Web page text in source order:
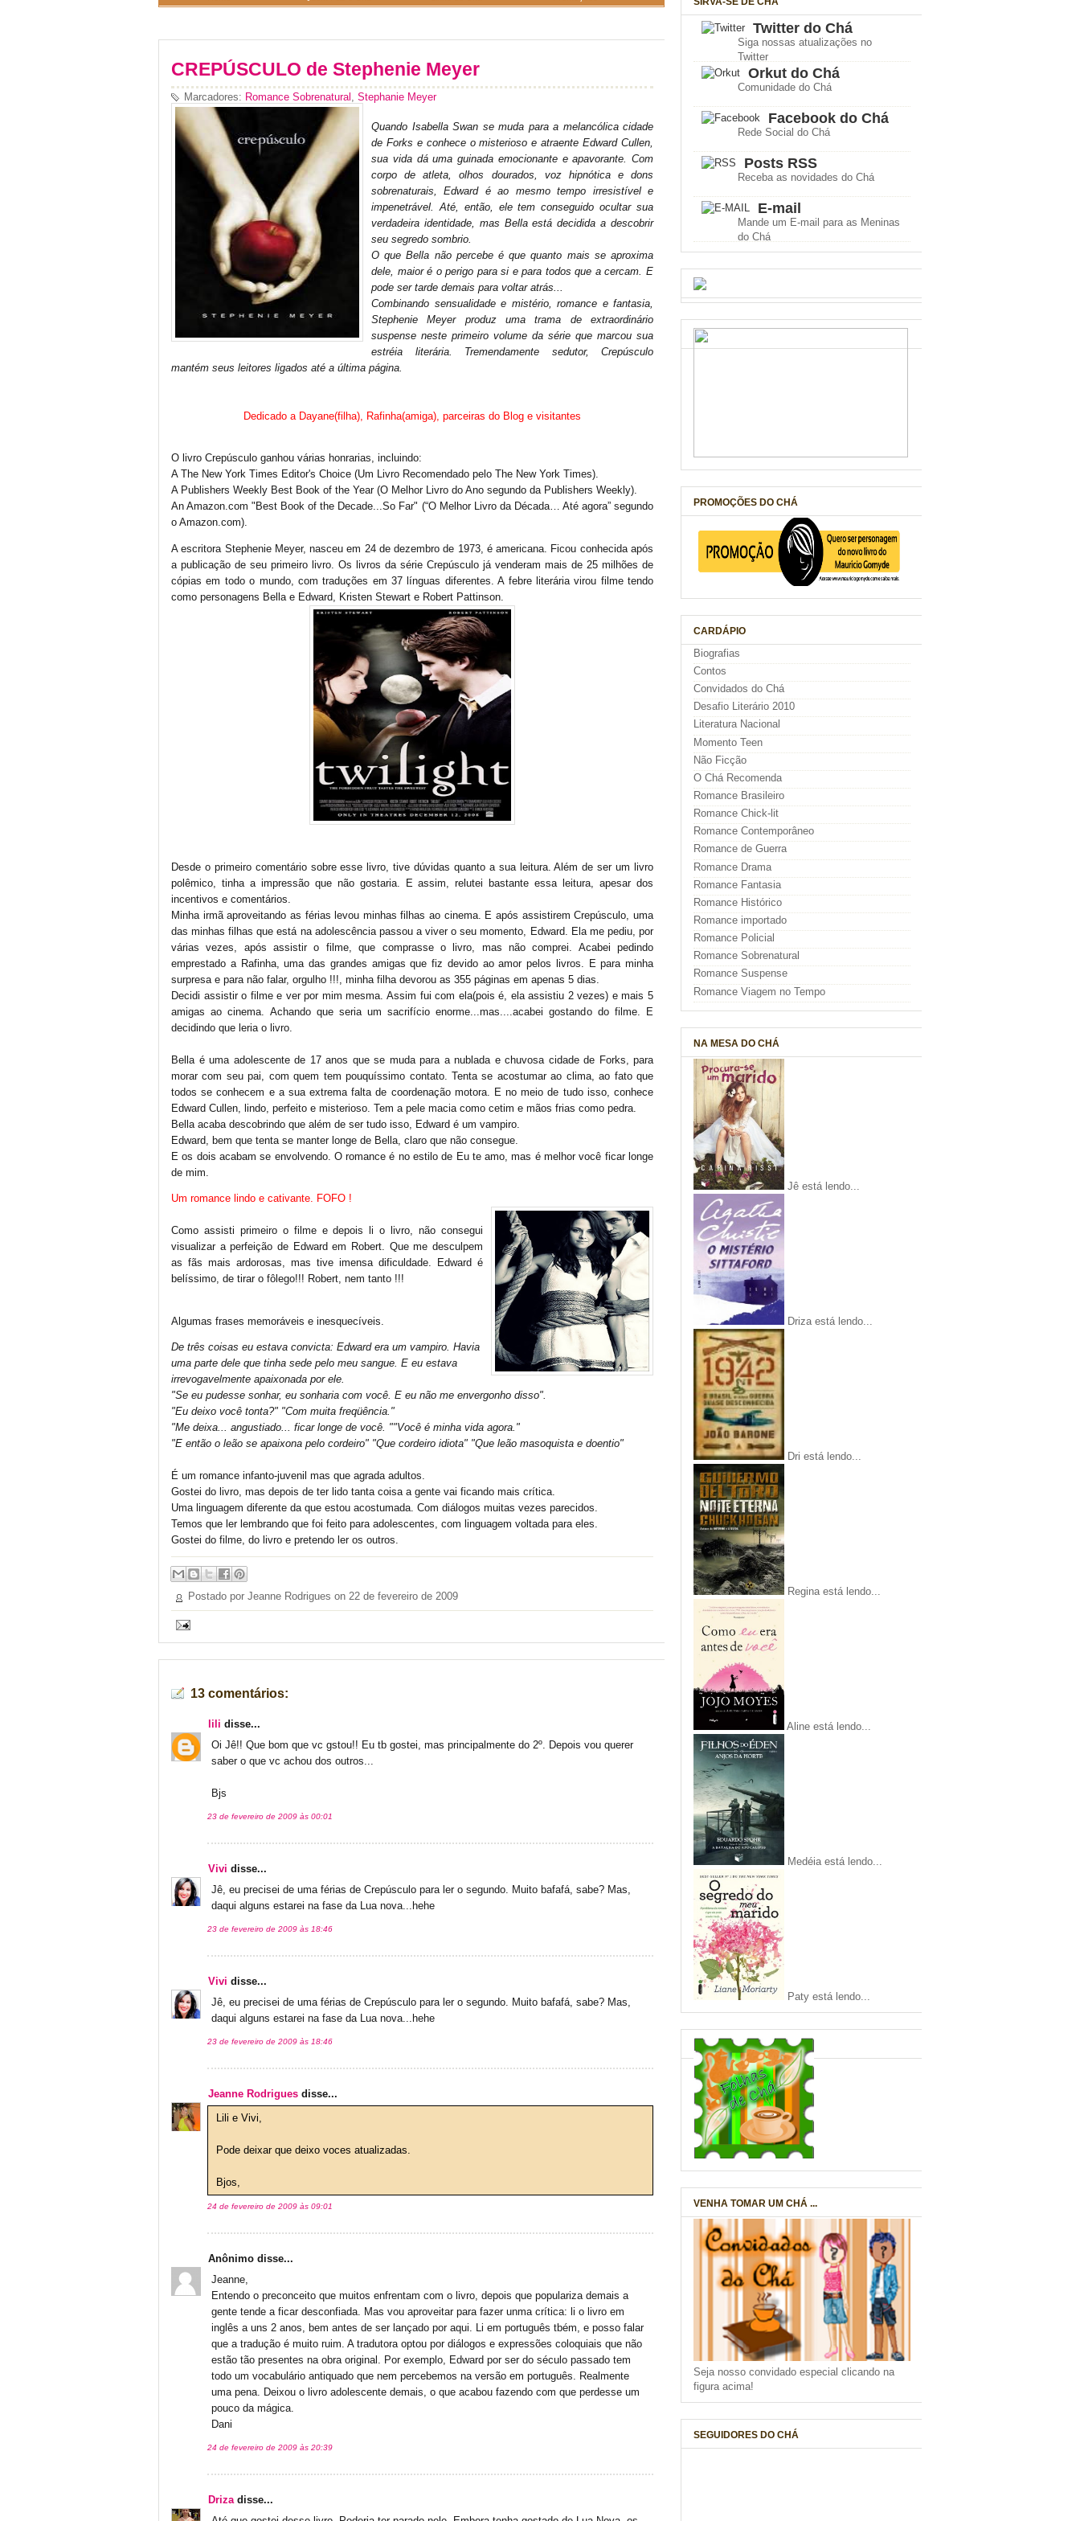
CREPÚSCULO de Stephenie Meyer
Marcadores: Romance Sobrenatural Stephanie Meyer
Quando Isabella Swan se muda para a melancólica cidade
de Forks e conhece o misterioso e atraente Edward Cullen,
sua vida dá uma guinada emocionante e apavorante. Com
corpo de atleta, olhos dourados, voz hipnótica e dons
sobrenaturais, Edward é ao mesmo tempo irresistível e
impenetrável. Até, então, ele tem conseguido ocultar sua
verdadeira identidade, mas Bella está decidida a descobrir
seu segredo sombrio.
O que Bella não percebe é que quanto mais se aproxima
dele, maior é o perigo para si e para todos que a cercam. E
pode ser tarde demais para voltar atrás...
Combinando sensualidade e mistério, romance e fantasia,
Stephenie Meyer produz uma trama de extraordinário
suspense neste primeiro volume da série que marcou sua
estréia literária. Tremendamente sedutor, Crepúsculo
mantém seus leitores ligados até a última página.
Dedicado a Dayane(filha), Rafinha(amiga), parceiras do Blog e visitantes
O livro Crepúsculo ganhou várias honrarias, incluindo:
A The New York Times Editor's Choice (Um Livro Recomendado pelo The New York Times).
A Publishers Weekly Best Book of the Year (O Melhor Livro do Ano segundo da Publishers Weekly).
An Amazon.com "Best Book of the Decade...So Far" (“O Melhor Livro da Década… Até agora” segundo
o Amazon.com).
A escritora Stephenie Meyer, nasceu em 24 de dezembro de 1973, é americana. Ficou conhecida após
a publicação de seu primeiro livro. Os livros da série Crepúsculo já venderam mais de 25 milhões de
cópias em todo o mundo, com traduções em 37 línguas diferentes. A febre literária virou filme tendo
como personagens Bella e Edward, Kristen Stewart e Robert Pattinson.
Desde o primeiro comentário sobre esse livro, tive dúvidas quanto a sua leitura. Além de ser um livro
polêmico, tinha a impressão que não gostaria. E assim, relutei bastante essa leitura, apesar dos
incentivos e comentários.
Minha irmã aproveitando as férias levou minhas filhas ao cinema. E após assistirem Crepúsculo, uma
das minhas filhas que está na adolescência passou a viver o seu momento, Edward. Ela me pediu, por
várias vezes, após assistir o filme, que comprasse o livro, mas não comprei. Acabei pedindo
emprestado a Rafinha, uma das grandes amigas que fiz devido ao amor pelos livros. E para minha
surpresa e para não falar, orgulho !!!, minha filha devorou as 355 páginas em apenas 5 dias.
Decidi assistir o filme e ver por mim mesma. Assim fui com ela(pois é, ela assistiu 2 vezes) e mais 5
amigas ao cinema. Achando que seria um sacrifício enorme...mas....acabei gostando do filme. E
decidindo que leria o livro.
Bella é uma adolescente de 17 anos que se muda para a nublada e chuvosa cidade de Forks, para
morar com seu pai, com quem tem pouquíssimo contato. Tenta se acostumar ao clima, ao fato que
todos se conhecem e a sua extrema falta de coordenação motora. E no meio de tudo isso, conhece
Edward Cullen, lindo, perfeito e misterioso. Tem a pele macia como cetim e mãos frias como pedra.
Bella acaba descobrindo que além de ser tudo isso, Edward é um vampiro.
Edward, bem que tenta se manter longe de Bella, claro que não consegue.
E os dois acabam se envolvendo. O romance é no estilo de Eu te amo, mas é melhor você ficar longe
de mim.
Um romance lindo e cativante. FOFO !
Como assisti primeiro o filme e depois li o livro, não consegui
visualizar a perfeição de Edward em Robert. Que me desculpem
as fãs mais ardorosas, mas tive imensa dificuldade. Edward é
belíssimo, de tirar o fôlego!!! Robert, nem tanto !!!
Algumas frases memoráveis e inesquecíveis.
De três coisas eu estava convicta: Edward era um vampiro. Havia
uma parte dele que tinha sede pelo meu sangue. E eu estava
irrevogavelmente apaixonada por ele.
"Se eu pudesse sonhar, eu sonharia com você. E eu não me envergonho disso".
"Eu deixo você tonta?" "Com muita freqüência."
"Me deixa... angustiado... ficar longe de você. ""Você é minha vida agora."
"E então o leão se apaixona pelo cordeiro" "Que cordeiro idiota" "Que leão masoquista e doentio"
É um romance infanto-juvenil mas que agrada adultos.
Gostei do livro, mas depois de ter lido tanta coisa a gente vai ficando mais crítica.
Uma linguagem diferente da que estou acostumada. Com diálogos muitas vezes parecidos.
Temos que ler lembrando que foi feito para adolescentes, com linguagem voltada para eles.
Gostei do filme, do livro e pretendo ler os outros.
Postado por Jeanne Rodrigues on 22 de fevereiro de 2009
13 comentários:
lili disse...
Oi Jê!! Que bom que vc gstou!! Eu tb gostei, mas principalmente do 2º. Depois vou querer
saber o que vc achou dos outros...
Bjs
23 de fevereiro de 2009 às 00:01
Vivi disse...
Jê, eu precisei de uma férias de Crepúsculo para ler o segundo. Muito bafafá, sabe? Mas,
daqui alguns estarei na fase da Lua nova...hehe
23 de fevereiro de 2009 às 18:46
Vivi disse...
Jê, eu precisei de uma férias de Crepúsculo para ler o segundo. Muito bafafá, sabe? Mas,
daqui alguns estarei na fase da Lua nova...hehe
23 de fevereiro de 2009 às 18:46
Jeanne Rodrigues disse...
Lili e Vivi,
Pode deixar que deixo voces atualizadas.
Bjos,
24 de fevereiro de 2009 às 09:01
Anônimo disse...
Jeanne,
Entendo o preconceito que muitos enfrentam com o livro, depois que populariza demais a
gente tende a ficar desconfiada. Mas vou aproveitar para fazer unma crítica: li o livro em
inglês a uns 2 anos, bem antes de ser lançado por aqui. Li em português tbém, e posso falar
que a tradução é muito ruim. A tradutora optou por diálogos e expressões coloquiais que não
estão tão presentes na obra original. Por exemplo, Edward por ser do século passado tem
todo um vocabulário antiquado que nem percebemos na versão em português. Realmente
uma pena. Deixou o livro adolescente demais, o que acabou fazendo com que perdesse um
pouco da mágica.
Dani
24 de fevereiro de 2009 às 20:39
Drizadisse...
Twitter do Chá
Siga nossas atualizações no
Twitter
Orkut do Chá
Comunidade do Chá
Facebook do Chá
Rede Social do Chá
Posts RSS
Receba as novidades do Chá
E-mail
Mande um E-mail para as Meninas
do Chá
PROMOÇÕES DO CHÁ
CARDÁPIO
Biografias
Contos
Convidados do Chá
Desafio Literário 2010
Literatura Nacional
Momento Teen
Não Ficção
O Chá Recomenda
Romance Brasileiro
Romance Chick-lit
Romance Contemporâneo
Romance de Guerra
Romance Drama
Romance Fantasia
Romance Histórico
Romance importado
Romance Policial
Romance Sobrenatural
Romance Suspense
Romance Viagem no Tempo
NA MESA DO CHÁ
Jê está lendo...
Driza está lendo...
Dri está lendo...
Regina está lendo...
Aline está lendo...
Medéia está lendo...
Paty está lendo...
VENHA TOMAR UM CHÁ ...
Seja nosso convidado especial clicando na
figura acima!
SEGUIDORES DO CHÁ